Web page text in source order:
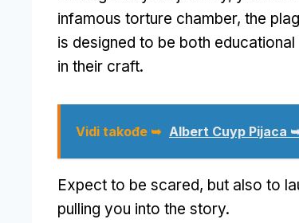
infamous torture chamber, the
is designed to be both educational
in their craft.
Vidi takođe ➥ Albert Cuyp Pijaca ➥
Expect to be scared, but also to
pulling you into the story.